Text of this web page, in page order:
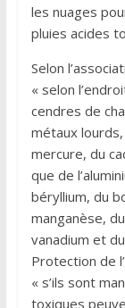
les nuages
pluies acides
Selon
« selon
cendres de
métaux
mercure, du
que de
béryllium, du
manganèse,
vanadium et
Protection de
« s’ils sont
toxiques